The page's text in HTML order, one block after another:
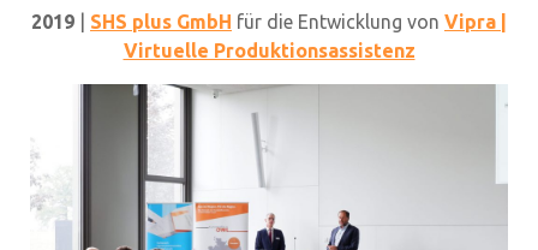
2019 SHS plus GmbH für die Entwicklung von Vipra |
Virtuelle Produktionsassistenz